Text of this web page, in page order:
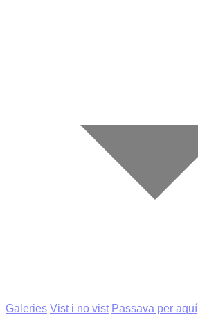
Galeries Vist i no vist Passava per aquí